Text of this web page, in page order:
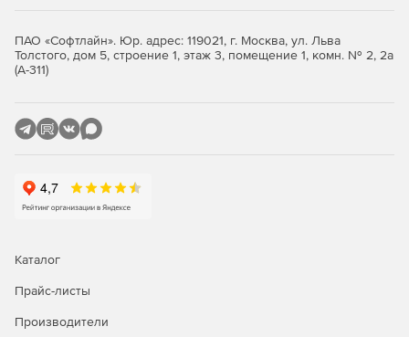
ПАО «Софтлайн». Юр. адрес: 119021, г. Москва, ул. Льва
Толстого, дом 5, строение 1, этаж 3, помещение 1, комн. № 2, 2а
(А-311)
Каталог
Прайс-листы
Производители